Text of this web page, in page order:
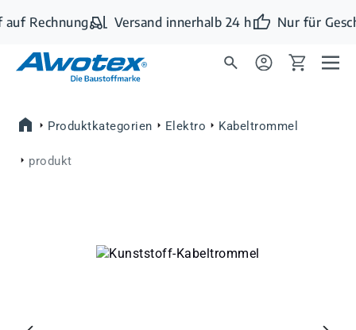
Zum Hauptinhalt springen
Rechnung Versand innerhalb 24 h Nur für
Produktkategorien Elektro Kabeltrommel
produkt
Bildergalerie überspringen